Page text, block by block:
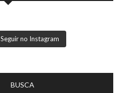
Seguir no Instagram
BUSCA